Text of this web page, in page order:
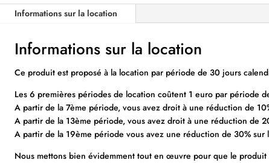
Informations sur la location
Informations sur la location
Ce produit est proposé à la location par période de 30 jours
Les 6 premières périodes de location coûtent 1 euro par période
A partir de la 7ème période, vous avez droit à une réduction de
A partir de la 13ème période, vous avez droit à une réduction de
A partir de la 19ème période vous avez une réduction de 30% sur
Nous mettons bien évidemment tout en œuvre pour que le